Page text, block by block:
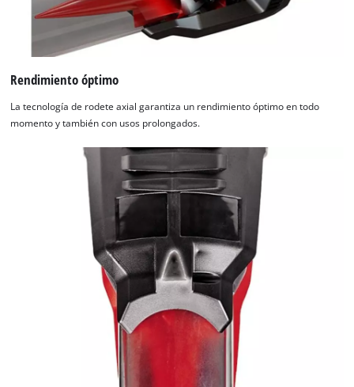
Rendimiento óptimo
La tecnología de rodete axial garantiza un rendimiento óptimo en todo
momento y también con usos prolongados.